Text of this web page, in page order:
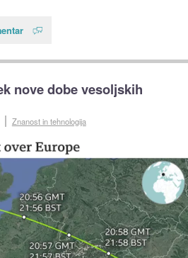
nove dobe vesoljskih
Znanost in tehnologija